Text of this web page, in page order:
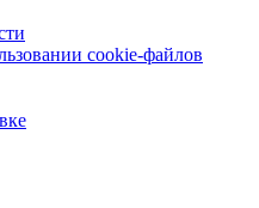
cookie-файлов